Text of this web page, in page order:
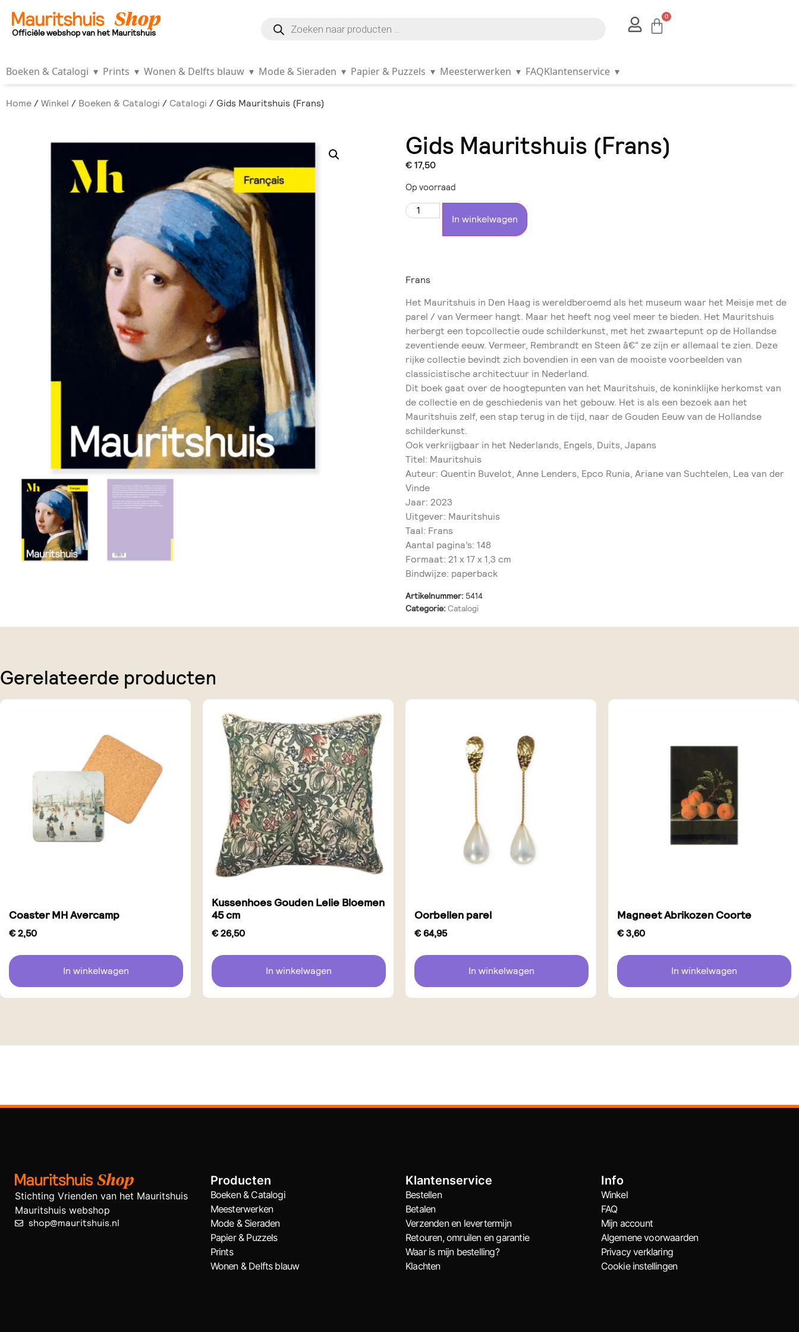
Officiële webshop van het Mauritshuis
0
Boeken & Catalogi ▾ Prints ▾ Wonen & Delfts blauw ▾ Mode & Sieraden ▾ Papier & Puzzels ▾ Meesterwerken ▾ FAQKlantenservice ▾
Home/Winkel / Boeken & Catalogi / Catalogi / Gids Mauritshuis (Frans)
Gids Mauritshuis (Frans)
€17,50
Op voorraad
In winkelwagen
Frans
Het Mauritshuis in Den Haag is wereldberoemd als het museum waar het Meisje met de
parel / van Vermeer hangt. Maar het heeft nog veel meer te bieden. Het Mauritshuis
herbergt een topcollectie oude schilderkunst, met het zwaartepunt op de Hollandse
zeventiende eeuw. Vermeer, Rembrandt en Steen â€“ ze zijn er allemaal te zien. Deze
rijke collectie bevindt zich bovendien in een van de mooiste voorbeelden van
classicistische architectuur in Nederland.
Dit boek gaat over de hoogtepunten van het Mauritshuis, de koninklijke herkomst van
de collectie en de geschiedenis van het gebouw. Het is als een bezoek aan het
Mauritshuis zelf, een stap terug in de tijd, naar de Gouden Eeuw van de Hollandse
schilderkunst.
Ook verkrijgbaar in het Nederlands, Engels, Duits, Japans
Titel: Mauritshuis
Auteur: Quentin Buvelot, Anne Lenders, Epco Runia, Ariane van Suchtelen, Lea van der
Vinde
Jaar: 2023
Uitgever: Mauritshuis
Taal: Frans
Aantal pagina’s: 148
Formaat: 21 x 17 x 1,3 cm
Bindwijze: paperback
Artikelnummer: 5414
Categorie: Catalogi
Gerelateerde producten
Coaster MH Avercamp
€2,50
In winkelwagen
Kussenhoes Gouden Lelie Bloemen
45 cm
€26,50
In winkelwagen
Oorbellen parel
€64,95
In winkelwagen
Magneet Abrikozen Coorte
€3,60
In winkelwagen
Stichting Vrienden van het Mauritshuis
Mauritshuis webshop
shop@mauritshuis.nl
Producten
Boeken & Catalogi
Meesterwerken
Mode & Sieraden
Papier & Puzzels
Prints
Wonen & Delfts blauw
Klantenservice
Bestellen
Betalen
Verzenden en levertermijn
Retouren, omruilen en garantie
Waar is mijn bestelling?
Klachten
Info
Winkel
FAQ
Mijn account
Algemene voorwaarden
Privacy verklaring
Cookie instellingen